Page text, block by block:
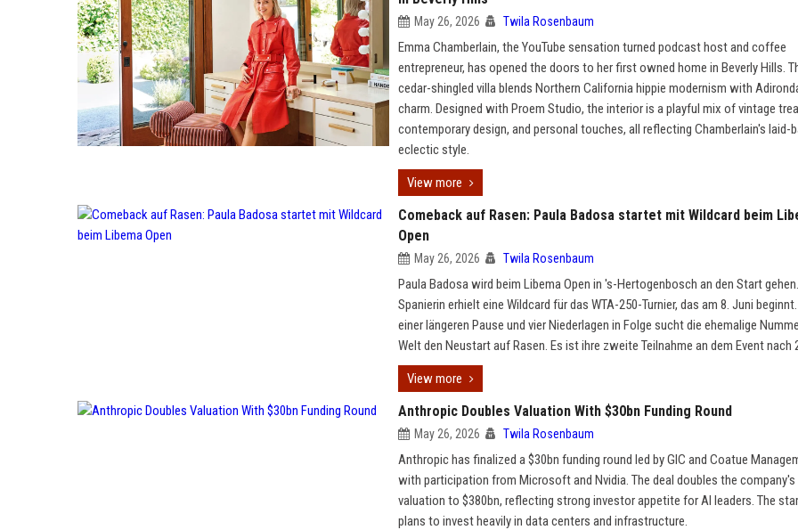
May 26, 2026 Twila Rosenbaum
Emma Chamberlain, the YouTube sensation turned podcast host and coffee
entrepreneur, has opened the doors to her first owned home in Beverly Hills.
cedar-shingled villa blends Northern California hippie modernism with
charm. Designed with Proem Studio, the interior is a playful mix of vintage
contemporary design, and personal touches, all reflecting Chamberlain's laid-
eclectic style.
View more
Comeback auf Rasen: Paula Badosa startet mit Wildcard beim
Open
May 26, 2026 Twila Rosenbaum
Paula Badosa wird beim Libema Open in 's-Hertogenbosch an den Start
Spanierin erhielt eine Wildcard für das WTA-250-Turnier, das am 8. Juni
einer längeren Pause und vier Niederlagen in Folge sucht die ehemalige
Welt den Neustart auf Rasen. Es ist ihre zweite Teilnahme an dem Event nach
View more
Anthropic Doubles Valuation With $30bn Funding Round
May 26, 2026 Twila Rosenbaum
Anthropic has finalized a $30bn funding round led by GIC and Coatue
with participation from Microsoft and Nvidia. The deal doubles the company's
valuation to $380bn, reflecting strong investor appetite for AI leaders. The
plans to invest heavily in data centers and infrastructure.